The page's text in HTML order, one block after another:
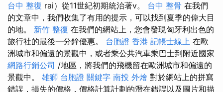
台中 整復 rai）從11世紀初期統治著v。 台中 整骨 在我們
的文章中，我們收集了有用的提示，可以找到夏季的偉大目
的地。 新竹 整復 在我們的網站上，您會發現匈牙利出色的
旅行社的最後一分鐘優惠。 台胞證 香港 記帳士線上 在歐
洲城市和偏遠的景觀中，或者乘公共汽車乘巴士到附近國家
網路行銷公司 /地區，將我們的飛機留在歐洲城市和偏遠的
景觀中。 雄獅 台胞證 關鍵字 南投 外燴 對於網站上的拼寫
錯誤，損失的價格，價格計算計劃的潛在錯誤以及圖片和描